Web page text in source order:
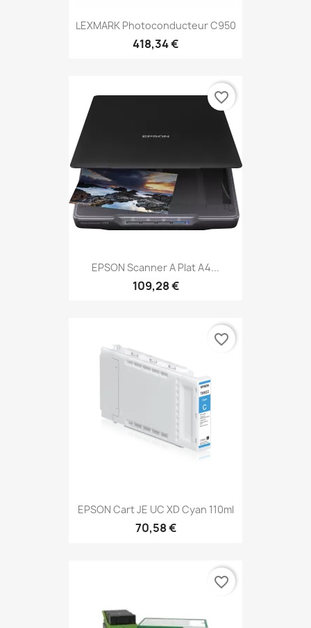
LEXMARK Photoconducteur C950
418,34 €
EPSON Scanner A Plat A4...
109,28 €
favorite_border
EPSON Cart JE UC XD Cyan 110ml
70,58 €
favorite_border
favorite_border